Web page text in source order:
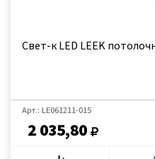
Свет-к LED LEEK
Арт.: LE061211-015
2 035,80